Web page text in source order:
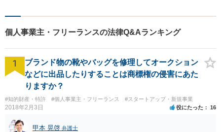
クライアントの話を丁寧に聞
き、意思疎通を測った上で最
適な解決策を提示します。
個人事業主・フリーランスの法律Q&Aランキング
1
ブランド物の靴やバッグを修理してオークション
などに出品したりすることは商標権の侵害にあた
りますか？
#知的財産・特許 #個人事業主・フリーランス #スタートアップ・新規事業
2018年2月3日 役にたった 16
甲本 晃啓 弁護士